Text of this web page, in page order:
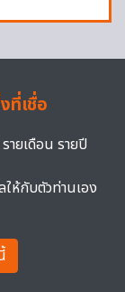
ที่เชื่อ
ายเดือน รายปี
ห้กับตัวท่านเอง